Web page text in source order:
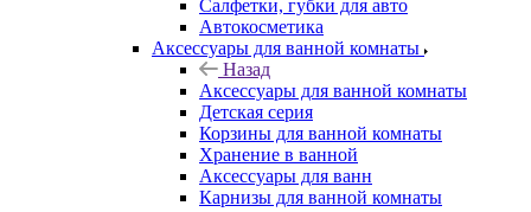
Салфетки, губки для авто
Автокосметика
Аксессуары для ванной комнаты
Назад
Аксессуары для ванной комнаты
Детская серия
Корзины для ванной комнаты
Хранение в ванной
Аксессуары для ванн
Карнизы для ванной комнаты